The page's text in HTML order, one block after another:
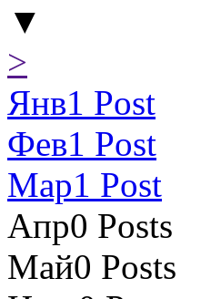
▼
>
Янв1 Post
Фев1 Post
Мар1 Post
Апр0 Posts
Май0 Posts